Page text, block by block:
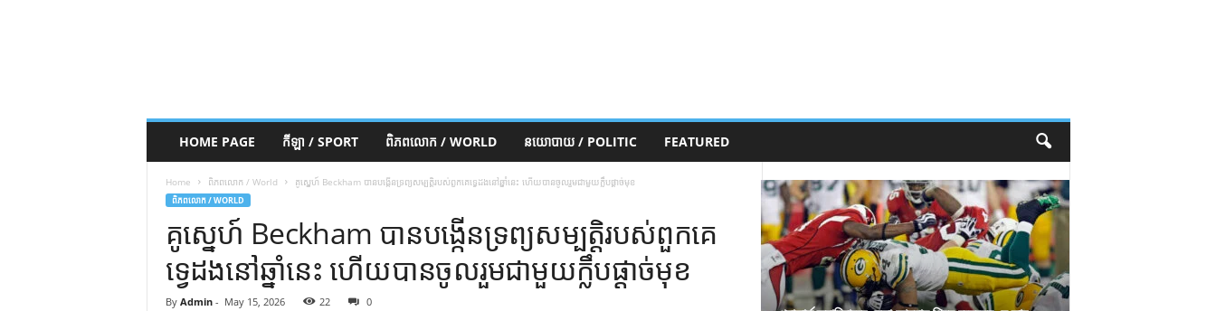
HOME PAGE កីឡា / SPORT ពិភពលោក / WORLD នយោបាយ / POLITIC FEATURED
Home ពិភពលោក / World គូស្នេហ៍ Beckham បានបង្កើនទ្រព្យសម្បត្តិរបស់ពួកគេទ្វេដងនៅឆ្នាំនេះ ហើយបានចូលរួមជាមួយក្លឹបផ្តាច់មុខ
ពិភពលោក / WORLD
គូស្នេហ៍ Beckham បានបង្កើនទ្រព្យសម្បត្តិរបស់ពួកគេ
ទ្វេដងនៅឆ្នាំនេះ ហើយបានចូលរួមជាមួយក្លឹបផ្តាច់មុខ
By Admin- May 15, 2026 22 0